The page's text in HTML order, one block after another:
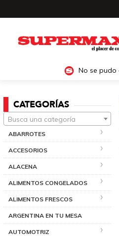
No se pudo
CATEGORÍAS
Busca una categoría
ABARROTES
ACCESORIOS
ALACENA
ALIMENTOS CONGELADOS
ALIMENTOS FRESCOS
ARGENTINA EN TU MESA
AUTOMOTRIZ